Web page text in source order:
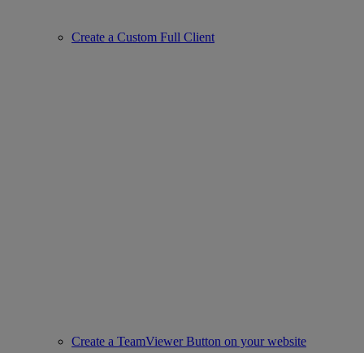
Create a Custom Full Client
Create a TeamViewer Button on your website